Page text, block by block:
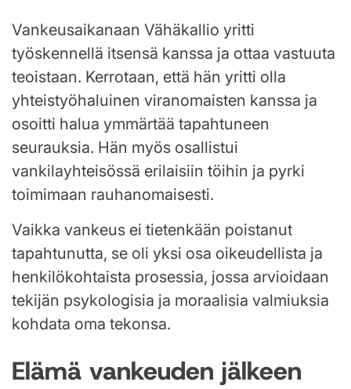
Vankeusaikanaan Vähäkallio yritti
työskennellä itsensä kanssa ja ottaa vastuuta
teoistaan. Kerrotaan, että hän yritti olla
yhteistyöhaluinen viranomaisten kanssa ja
osoitti halua ymmärtää tapahtuneen
seurauksia. Hän myös osallistui
vankilayhteisössä erilaisiin töihin ja pyrki
toimimaan rauhanomaisesti.
Vaikka vankeus ei tietenkään poistanut
tapahtunutta, se oli yksi osa oikeudellista ja
henkilökohtaista prosessia, jossa arvioidaan
tekijän psykologisia ja moraalisia valmiuksia
kohdata oma tekonsa.
Elämä vankeuden jälkeen